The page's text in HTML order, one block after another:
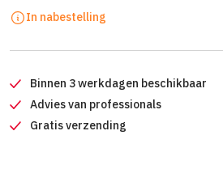
In nabestelling
Binnen 3 werkdagen beschikbaar
Advies van professionals
Gratis verzending